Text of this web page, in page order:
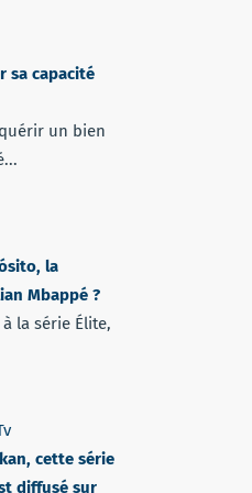
sa capacité
un bien
la
Mbappé ?
la série Élite,
cette série
diffusé sur